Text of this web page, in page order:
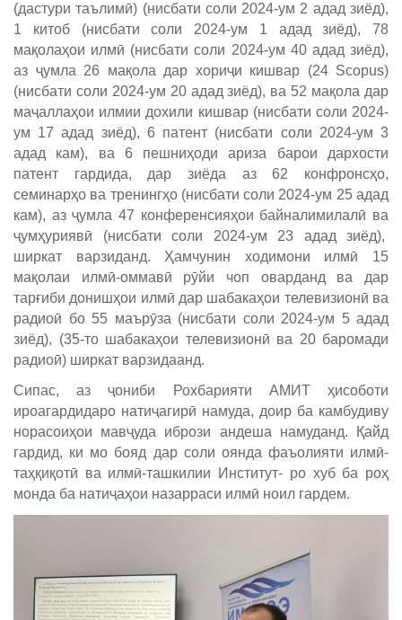
(дастури таълимӣ) (нисбати соли 2024-ум 2 адад зиёд),
1 китоб (нисбати соли 2024-ум 1 адад зиёд), 78
мақолаҳои илмӣ (нисбати соли 2024-ум 40 адад зиёд),
аз ҷумла 26 мақола дар хориҷи кишвар (24 Scopus)
(нисбати соли 2024-ум 20 адад зиёд), ва 52 мақола дар
маҷаллаҳои илмии дохили кишвар (нисбати соли 2024-
ум 17 адад зиёд), 6 патент (нисбати соли 2024-ум 3
адад кам), ва 6 пешниҳоди ариза барои дархости
патент гардида, дар зиёда аз 62 конфронсҳо,
семинарҳо ва тренингҳо (нисбати соли 2024-ум 25 адад
кам), аз ҷумла 47 конференсияҳои байналимилалӣ ва
ҷумҳуриявӣ (нисбати соли 2024-ум 23 адад зиёд),
ширкат варзиданд. Ҳамчунин ходимони илмӣ 15
мақолаи илмӣ-оммавӣ рӯйи чоп оварданд ва дар
тарғиби донишҳои илмӣ дар шабакаҳои телевизионӣ ва
радиоӣ бо 55 маърӯза (нисбати соли 2024-ум 5 адад
зиёд), (35-то шабакаҳои телевизионӣ ва 20 баромади
радиоӣ) ширкат варзидаанд.
Сипас, аз ҷониби Рохбарияти АМИТ ҳисоботи
ироагардидаро натиҷагирӣ намуда, доир ба камбудиву
норасоиҳои мавҷуда ибрози андеша намуданд. Қайд
гардид, ки мо бояд дар соли оянда фаъолияти илмӣ-
таҳқиқотӣ ва илмӣ-ташкилии Институт- ро хуб ба роҳ
монда ба натиҷаҳои назарраси илмӣ ноил гардем.